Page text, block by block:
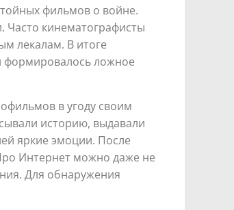
фильмов о войне.
кинематографисты
лекалам. В итоге
формировалось ложное
в угоду своим
историю, выдавали
яркие эмоции. После
Интернет можно даже не
Для обнаружения